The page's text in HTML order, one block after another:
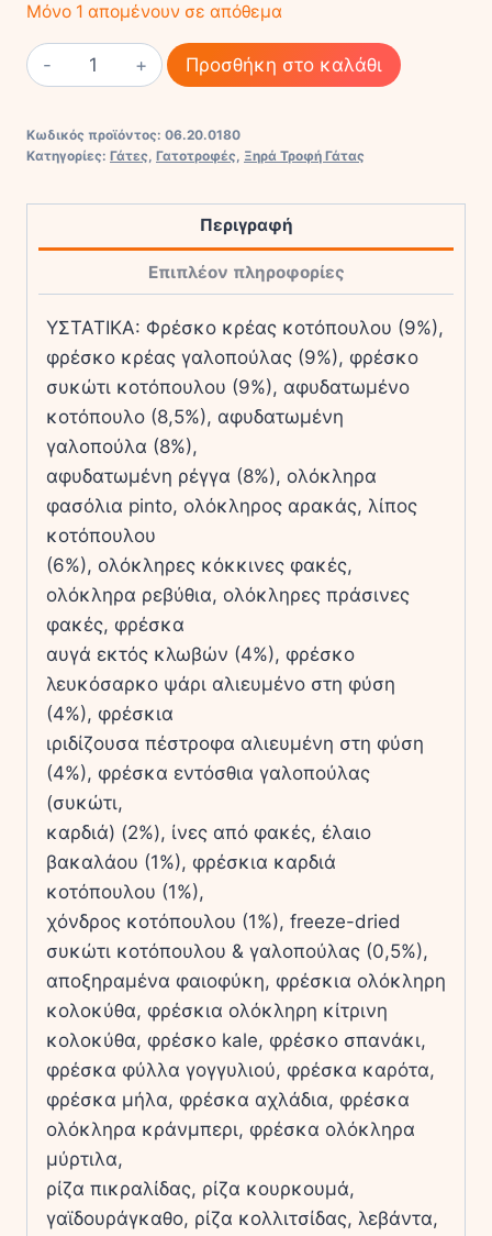
Μόνο 1 απομένουν σε απόθεμα
ACANA
WILD
CAT
Προσθήκη στο καλάθι
Κωδικός προϊόντος: 06.20.0180
Κατηγορίες: Γάτες Γατοτροφές Ξηρά Τροφή Γάτας
Περιγραφή
Επιπλέον πληροφορίες
ΥΣΤΑΤΙΚΑ: Φρέσκο κρέας κοτόπουλου (9%),
φρέσκο κρέας γαλοπούλας (9%), φρέσκο
συκώτι κοτόπουλου (9%), αφυδατωμένο
κοτόπουλο (8,5%), αφυδατωμένη
γαλοπούλα (8%),
αφυδατωμένη ρέγγα (8%), ολόκληρα
φασόλια pinto, ολόκληρος αρακάς, λίπος
κοτόπουλου
(6%), ολόκληρες κόκκινες φακές,
ολόκληρα ρεβύθια, ολόκληρες πράσινες
φακές, φρέσκα
αυγά εκτός κλωβών (4%), φρέσκο
λευκόσαρκο ψάρι αλιευμένο στη φύση
(4%), φρέσκια
ιριδίζουσα πέστροφα αλιευμένη στη φύση
(4%), φρέσκα εντόσθια γαλοπούλας
(συκώτι,
καρδιά) (2%), ίνες από φακές, έλαιο
βακαλάου (1%), φρέσκια καρδιά
κοτόπουλου (1%),
χόνδρος κοτόπουλου (1%), freeze-dried
συκώτι κοτόπουλου & γαλοπούλας (0,5%),
αποξηραμένα φαιοφύκη, φρέσκια ολόκληρη
κολοκύθα, φρέσκια ολόκληρη κίτρινη
κολοκύθα, φρέσκο kale, φρέσκο σπανάκι,
φρέσκα φύλλα γογγυλιού, φρέσκα καρότα,
φρέσκα μήλα, φρέσκα αχλάδια, φρέσκα
ολόκληρα κράνμπερι, φρέσκα ολόκληρα
μύρτιλα,
ρίζα πικραλίδας, ρίζα κουρκουμά,
γαϊδουράγκαθο, ρίζα κολλιτσίδας, λεβάντα,